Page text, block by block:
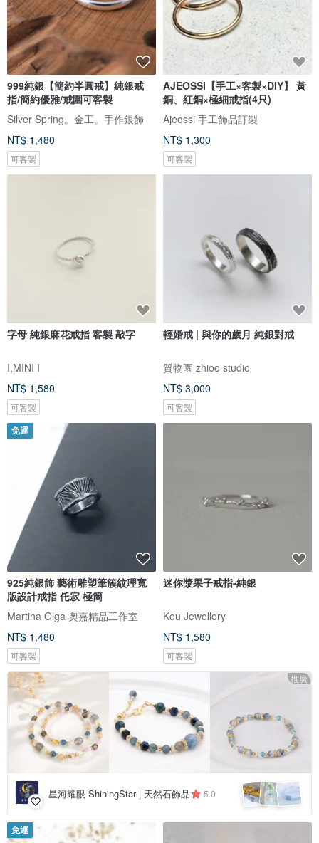
999純銀【簡約半圓戒】純銀戒
指/簡約優雅/戒圍可客製
Silver Spring。金工。手作銀飾
NT$ 1,480
可客製
AJEOSSI【手工×客製×DIY】 黃
銅、紅銅×極細戒指(4只)
Ajeossi 手工飾品訂製
NT$ 1,300
可客製
字母 純銀麻花戒指 客製 敲字
I,MINI I
NT$ 1,580
可客製
輕婚戒 | 與你的歲月 純銀對戒
質物園 zhioo studio
NT$ 3,000
可客製
免運
925純銀飾 藝術雕塑筆簇紋理寬
版設計戒指 仛寂 極簡
Martina Olga 奧嘉精品工作室
NT$ 1,480
可客製
迷你漿果子戒指-純銀
Kou Jewellery
NT$ 1,580
可客製
推廣
星河耀眼 ShiningStar | 天然石飾品 5.0
免運